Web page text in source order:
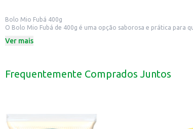
Bolo Mio Fubá 400g
O Bolo Mio Fubá de 400g é uma opção saborosa e prática para
Dicas de uso:
Com o Bolo Mio Fubá, você tem à disposição um produto que
Ver mais
Frequentemente Comprados Juntos